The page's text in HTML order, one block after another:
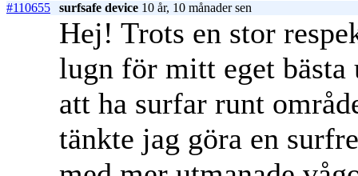
#110655
surfsafe device 10 år, 10 månader sen
Hej! Trots en stor
lugn för mitt eget
att ha surfar runt
tänkte jag göra en